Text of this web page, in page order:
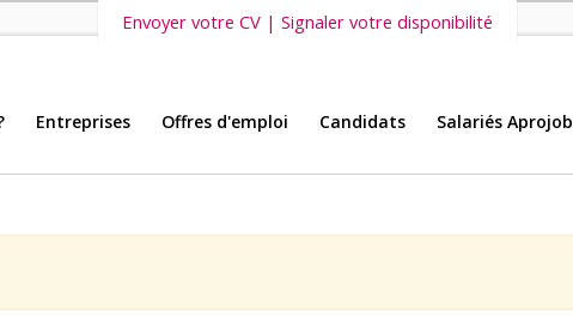
Envoyer votre CV | Signaler votre disponibilité
Entreprises Offres d'emploi Candidats Salariés Aprojob